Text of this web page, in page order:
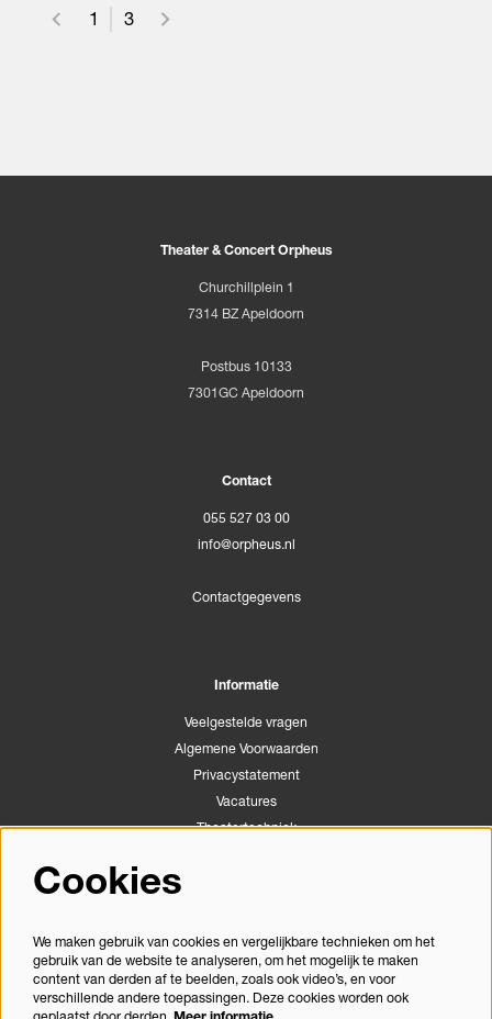
1 3
Theater & Concert Orpheus
Churchillplein 1
7314 BZ Apeldoorn
Postbus 10133
7301GC Apeldoorn
Contact
055 527 03 00
info@orpheus.nl
Contactgegevens
Informatie
Veelgestelde vragen
Algemene Voorwaarden
Privacystatement
Vacatures
Theatertechniek
Congrescentrum Orpheus
Volg ons
Cookies
We maken gebruik van cookies en vergelijkbare technieken om het
gebruik van de website te analyseren, om het mogelijk te maken
content van derden af te beelden, zoals ook video’s, en voor
verschillende andere toepassingen. Deze cookies worden ook